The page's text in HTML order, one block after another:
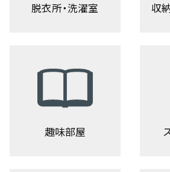
脱衣所・洗濯室 収
趣味部屋